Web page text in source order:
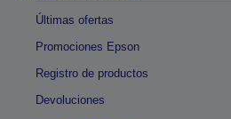
Últimas ofertas
Promociones Epson
Registro de productos
Devoluciones